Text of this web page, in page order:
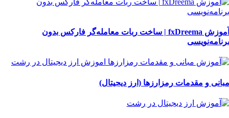
آموزش fxDreema | ساخت ربات معامله‌گر فارکس بدون
برنامه‌نویسی
مبانی و مقدمات رمزارزها (ارز دیجیتال)